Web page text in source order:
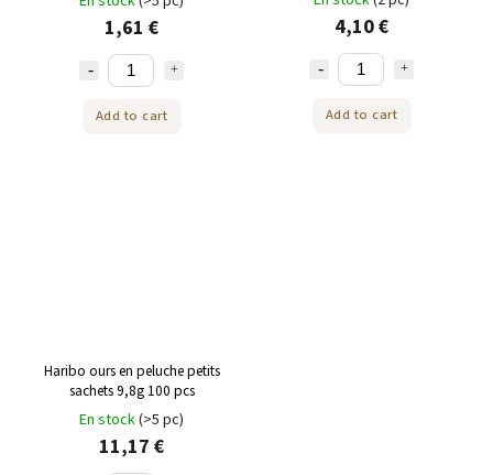
1,61 €
Add to cart
4,10 €
Add to cart
Haribo ours en peluche petits
sachets 9,8g 100 pcs
En stock(>5 pc)
11,17 €